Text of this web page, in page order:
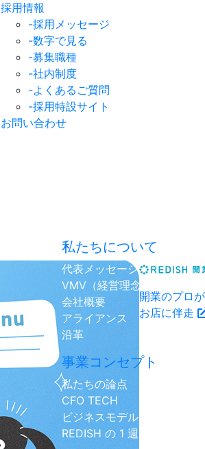
採用情報
-採用メッセージ
-数字で見る
-募集職種
-社内制度
-よくあるご質問
-採用特設サイト
お問い合わせ
開業のプロが
お店に伴走
私たちについて
代表メッセージ
VMV（経営理念）
会社概要
アライアンス
沿革
事業コンセプト
私たちの論点
CFO TECH
ビジネスモデル
REDISH の 1 週間